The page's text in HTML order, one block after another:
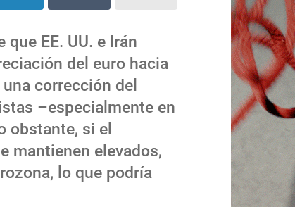
EE. UU. e Irán
del euro hacia
corrección del
–especialmente en
obstante, si el
mantienen elevados,
lo que podría